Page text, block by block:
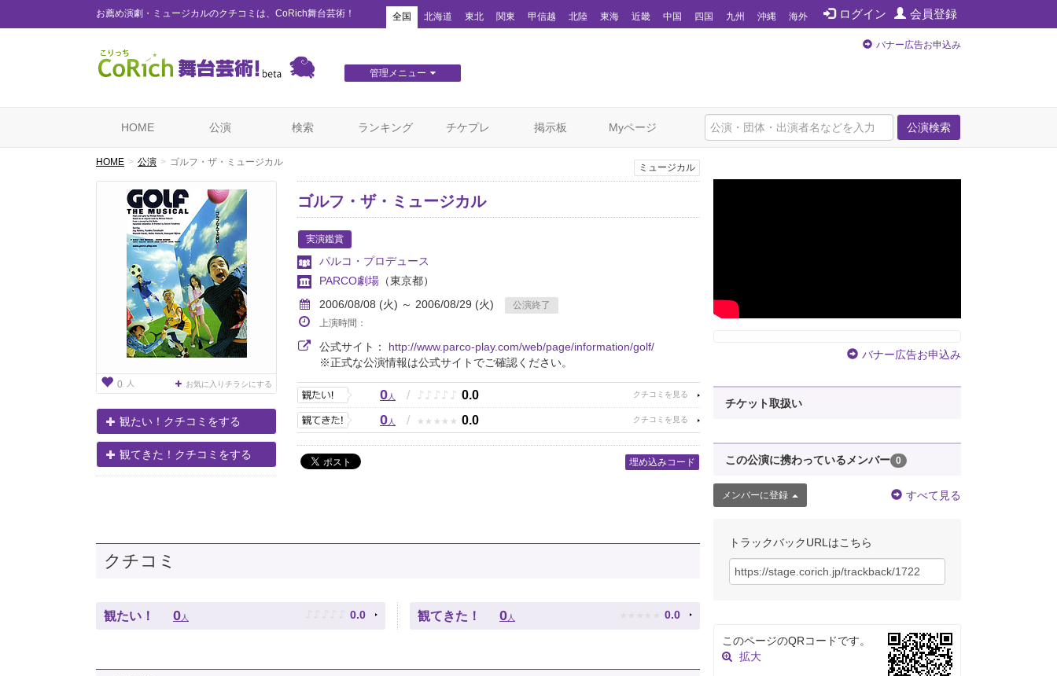
お薦め演劇・ミュージカルのクチコミは、CoRich舞台芸術！ ログイン 会員登録
全国 北海道 東北 関東 甲信越 北陸 東海 近畿 中国 四国 九州 沖縄 海外
管理メニュー
バナー広告お申込み
公演検索
HOME 公演 検索 ランキング チケプレ 掲示板 Myページ
HOME 公演 ゴルフ・ザ・ミュージカル
0 人 お気に入りチラシにする
観たい！クチコミをする
観てきた！クチコミをする
ミュージカル
ゴルフ・ザ・ミュージカル
実演鑑賞
パルコ・プロデュース
PARCO劇場 （東京都）
2006/08/08 (火) ～ 2006/08/29 (火)
公演終了
上演時間：
公式サイト： http://www.parco-play.com/web/page/information/golf/
※正式な公演情報は公式サイトでご確認ください。
0人 / ♪ ♪ ♪ ♪ ♪ 0.0
0人 / ★ ★ ★ ★ ★ 0.0
埋め込みコード
クチコミ
観たい！ 0人 ♪ ♪ ♪ ♪ ♪ 0.0 観てきた！ 0人 ★ ★ ★ ★ ★ 0.0
バナー広告お申込み
チケット取扱い
この公演に携わっているメンバー 0
メンバーに登録 すべて見る
トラックバックURLはこちら
このページのQRコードです。
拡大